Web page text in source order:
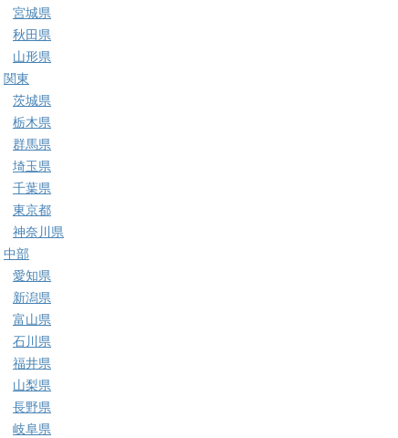
宮城県
秋田県
山形県
関東
茨城県
栃木県
群馬県
埼玉県
千葉県
東京都
神奈川県
中部
愛知県
新潟県
富山県
石川県
福井県
山梨県
長野県
岐阜県